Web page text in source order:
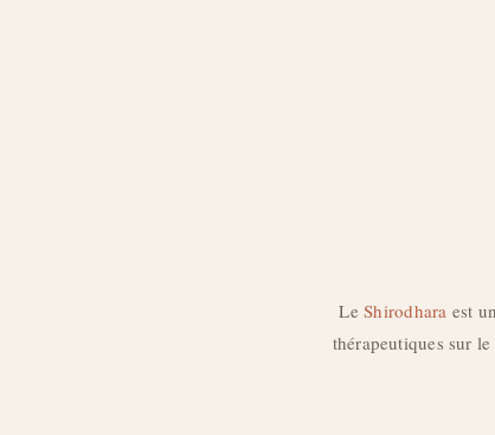
LeShirodhara est
thérapeutiques sur